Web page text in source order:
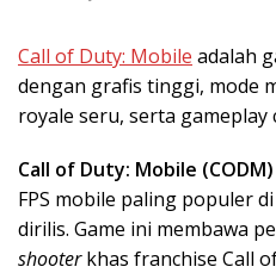
Call of Duty: Mobile adalah
dengan grafis tinggi, mode
royale seru, serta
Call of Duty: Mobile (CODM)
FPS mobile paling populer
dirilis. Game ini membawa
shooterkhas franchise Call